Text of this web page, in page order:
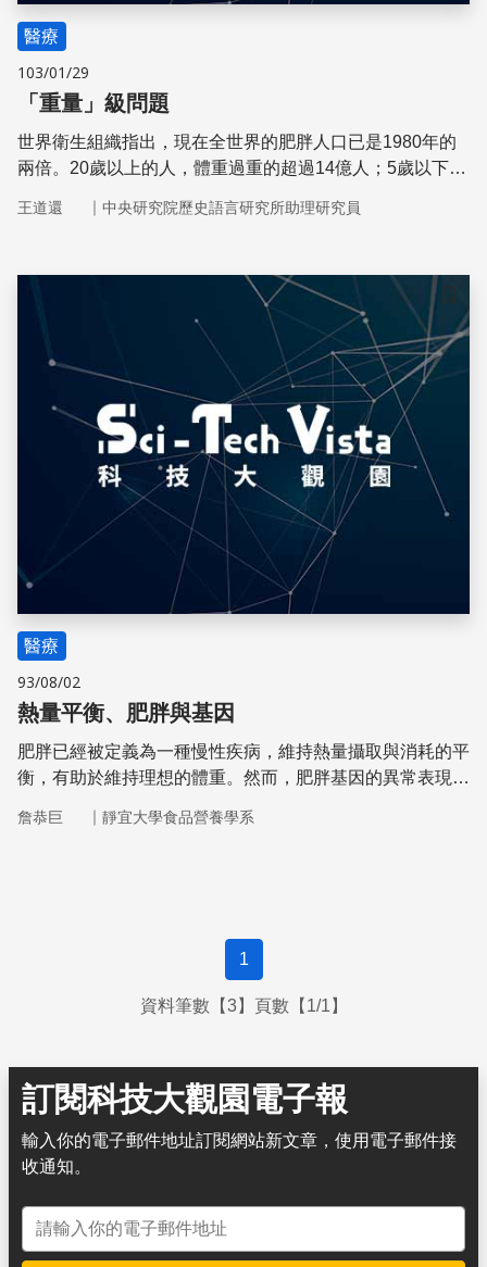
醫療
103/01/29
「重量」級問題
世界衛生組織指出，現在全世界的肥胖人口已是1980年的
兩倍。20歲以上的人，體重過重的超過14億人；5歲以下兒
王道還 ｜ 中央研究院歷史語言研究所助理研究員
儲存
醫療
93/08/02
熱量平衡、肥胖與基因
肥胖已經被定義為一種慢性疾病，維持熱量攝取與消耗的平
衡，有助於維持理想的體重。然而，肥胖基因的異常表現也
詹恭巨 ｜ 靜宜大學食品營養學系
1
資料筆數【3】頁數【1/1】
訂閱科技大觀園電子報
輸入你的電子郵件地址訂閱網站新文章，使用電子郵件接
收通知。
電子郵件地址